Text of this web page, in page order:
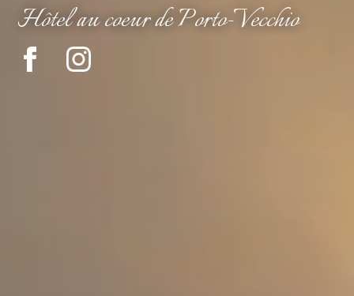
Hôtel au coeur de Porto-Vecchio